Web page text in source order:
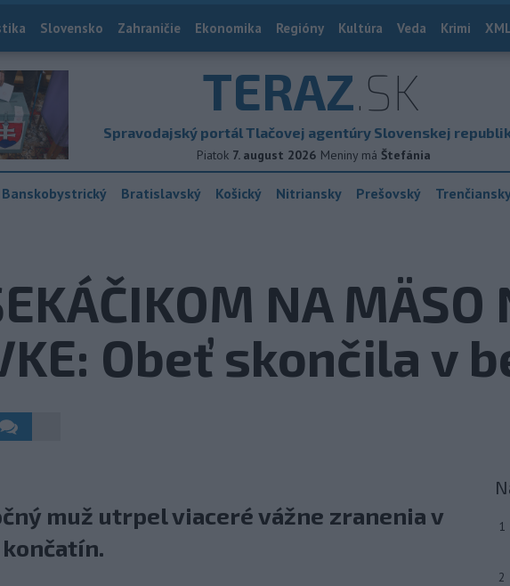
Slovensko Zahraničie Ekonomika Regióny Kultúra Veda Krimi
TERAZ.SK
Spravodajský portál Tlačovej agentúry Slovenskej
Piatok 7. august 2026 Meniny má Štefánia
Banskobystrický Bratislavský Košický Nitriansky Prešovský
NA MÄSO
Obeť skončila v
muž utrpel viaceré vážne zranenia v
1
2